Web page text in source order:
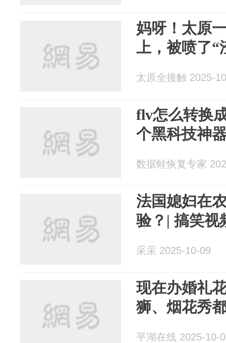
妈呀！太原
上，被喷了“
太原全接触 2025-
flv怎么转换
个黑科技神
数据蛙恢复专家
法国媳妇在
验？| 搞笑视
采采 2025-10-09
现在办婚礼
狮、烟花秀
平湖在线 2025-10-